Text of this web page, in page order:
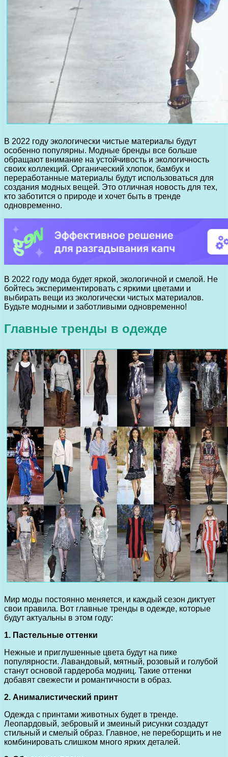
В 2022 году экологически чистые материалы будут
особенно популярны. Модные бренды все больше
обращают внимание на устойчивость и экологичность
своих коллекций. Органический хлопок, бамбук и
переработанные материалы будут использоваться для
создания модных вещей. Это отличная новость для тех,
кто заботится о природе и хочет быть в тренде
одновременно.
В 2022 году мода будет яркой, экологичной и смелой. Не
бойтесь экспериментировать с яркими цветами и
выбирать вещи из экологически чистых материалов.
Будьте модными и заботливыми одновременно!
Главные тренды в одежде
Мир моды постоянно меняется, и каждый сезон диктует
свои правила. Вот главные тренды в одежде, которые
будут актуальны в этом году:
1. Пастельные оттенки
Нежные и приглушенные цвета будут на пике
популярности. Лавандовый, мятный, розовый и голубой
станут основой гардероба модниц. Такие оттенки
добавят свежести и романтичности в образ.
2. Анималистический принт
Одежда с принтами животных будет в тренде.
Леопардовый, зебровый и змеиный рисунки создадут
стильный и смелый образ. Главное, не переборщить и не
комбинировать слишком много ярких деталей.